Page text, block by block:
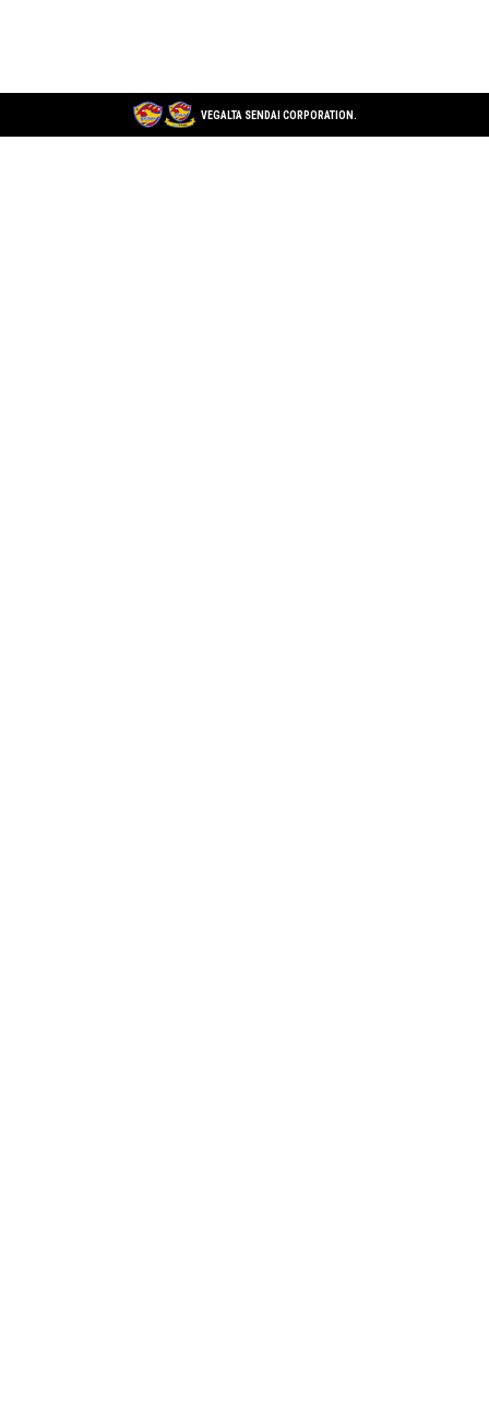
VEGALTA SENDAI CORPORATION.